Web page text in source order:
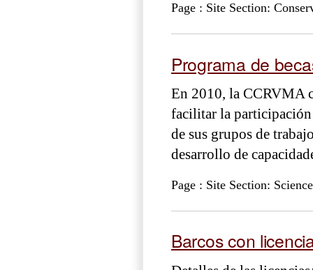
Page : Site Section:
Programa de
En 2010, la CCRVMA
facilitar la
de sus grupos de
desarrollo de
Page : Site Section: Science
Barcos con